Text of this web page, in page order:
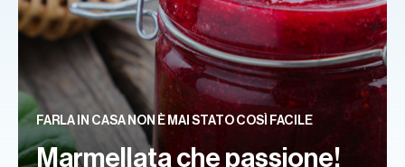
FARLA IN CASA NON È MAI STATO COSÌ FACILE
Marmellata che passione!